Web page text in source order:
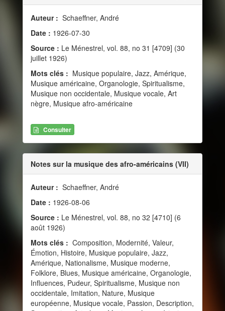
Auteur : Schaeffner, André
Date : 1926-07-30
Source : Le Ménestrel, vol. 88, no 31 [4709] (30
juillet 1926)
Mots clés : Musique populaire, Jazz, Amérique,
Musique américaine, Organologie, Spiritualisme,
Musique non occidentale, Musique vocale, Art
nègre, Musique afro-américaine
Consulter
Notes sur la musique des afro-américains (VII)
Auteur : Schaeffner, André
Date : 1926-08-06
Source : Le Ménestrel, vol. 88, no 32 [4710] (6
août 1926)
Mots clés : Composition, Modernité, Valeur,
Émotion, Histoire, Musique populaire, Jazz,
Amérique, Nationalisme, Musique moderne,
Folklore, Blues, Musique américaine, Organologie,
Influences, Pudeur, Spiritualisme, Musique non
occidentale, Imitation, Nature, Musique
européenne, Musique vocale, Passion, Description,